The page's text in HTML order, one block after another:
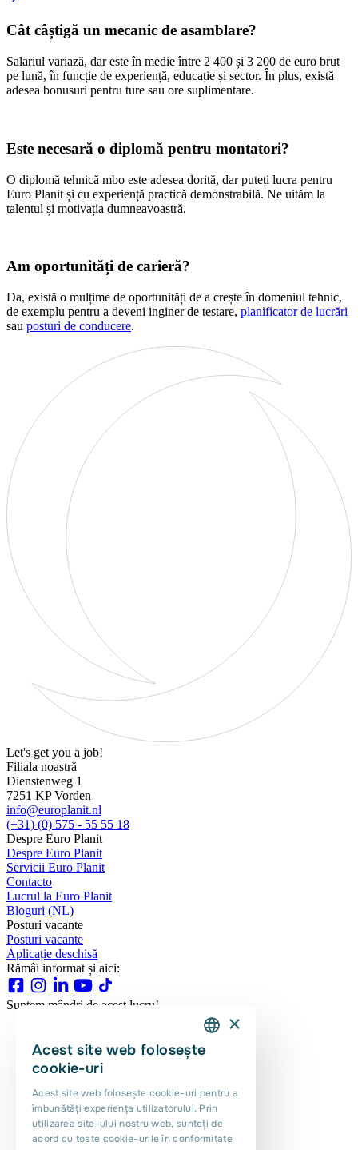
Cât câștigă un mecanic de asamblare?
Salariul variază, dar este în medie între 2 400 și 3 200 de euro brut
pe lună, în funcție de experiență, educație și sector. În plus, există
adesea bonusuri pentru ture sau ore suplimentare.
Este necesară o diplomă pentru montatori?
O diplomă tehnică mbo este adesea dorită, dar puteți lucra pentru
Euro Planit și cu experiență practică demonstrabilă. Ne uităm la
talentul și motivația dumneavoastră.
Am oportunități de carieră?
Da, există o mulțime de oportunități de a crește în domeniul tehnic,
de exemplu pentru a deveni inginer de testare, planificator de lucrări
sau posturi de conducere.
Let's get you a job!
Filiala noastră
Dienstenweg 1
7251 KP Vorden
info@europlanit.nl
(+31) (0) 575 - 55 55 18
Despre Euro Planit
Despre Euro Planit
Servicii Euro Planit
Contacto
Lucrul la Euro Planit
Bloguri (NL)
Posturi vacante
Posturi vacante
Aplicație deschisă
Rămâi informat și aici:
Suntem mândri de acest lucru!
DUTCH
PORTUGUESE
POLISH
×
Acest site web folosește
cookie-uri
Acest site web folosește cookie-uri pentru a
îmbunătăți experiența utilizatorului. Prin
utilizarea site-ului nostru web, sunteți de
acord cu toate cookie-urile în conformitate